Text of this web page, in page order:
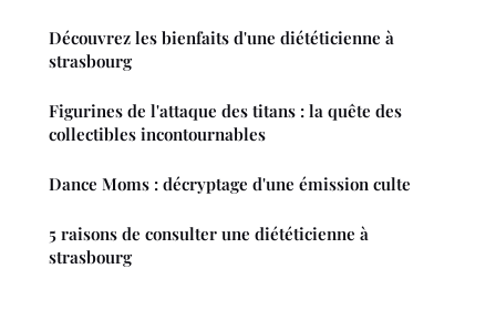
Découvrez les bienfaits d'une diététicienne à
strasbourg
Figurines de l'attaque des titans : la quête des
collectibles incontournables
Dance Moms : décryptage d'une émission culte
5 raisons de consulter une diététicienne à
strasbourg